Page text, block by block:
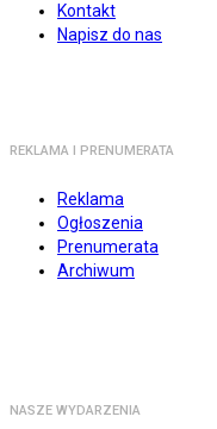
Kontakt
Napisz do nas
REKLAMA I PRENUMERATA
Reklama
Ogłoszenia
Prenumerata
Archiwum
NASZE WYDARZENIA